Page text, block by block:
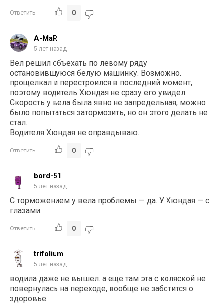
Ответить 0
A-MaR
5 лет назад
Вел решил объехать по левому ряду
остановившуюся белую машинку. Возможно,
прощелкал и перестроился в последний момент,
поэтому водитель Хюндая не сразу его увидел.
Скорость у вела была явно не запредельная, можно
было попытаться затормозить, но он этого делать не
стал.
Водителя Хюндая не оправдываю.
Ответить 0
bord-51
5 лет назад
С торможением у вела проблемы — да. У Хюндая — с
глазами.
Ответить 0
trifolium
5 лет назад
водила даже не вышел. а еще там эта с коляской не
повернулась на переходе, вообще не заботится о
здоровье.